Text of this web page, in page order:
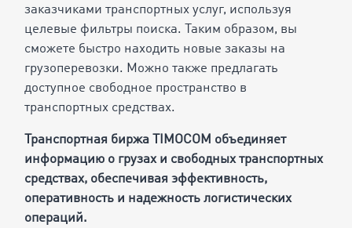
заказчиками транспортных услуг, используя
целевые фильтры поиска. Таким образом, вы
сможете быстро находить новые заказы на
грузоперевозки. Можно также предлагать
доступное свободное пространство в
транспортных средствах.
Транспортная биржа TIMOCOM объединяет
информацию о грузах и свободных транспортных
средствах, обеспечивая эффективность,
оперативность и надежность логистических
операций.